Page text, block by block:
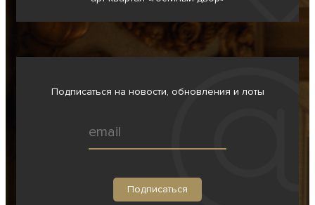
Подписаться на новости, обновления и лоты